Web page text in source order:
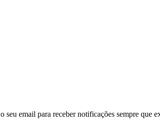
seu email para receber notificações sempre que